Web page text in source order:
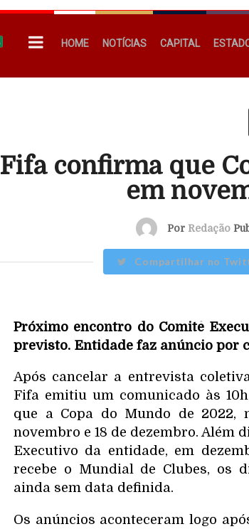
HOME NOTÍCIAS CAPITAL
Fifa confirma que
em
Por Redação
Compartilhar no
Próximo encontro do Comitê
previsto. Entidade faz anúncio por
Após cancelar a entrevista
Fifa emitiu um comunicado às
que a Copa do Mundo de 2022,
novembro e 18 de dezembro. Além
Executivo da entidade, em
recebe o Mundial de Clubes, os
ainda sem data definida.
Os anúncios aconteceram logo